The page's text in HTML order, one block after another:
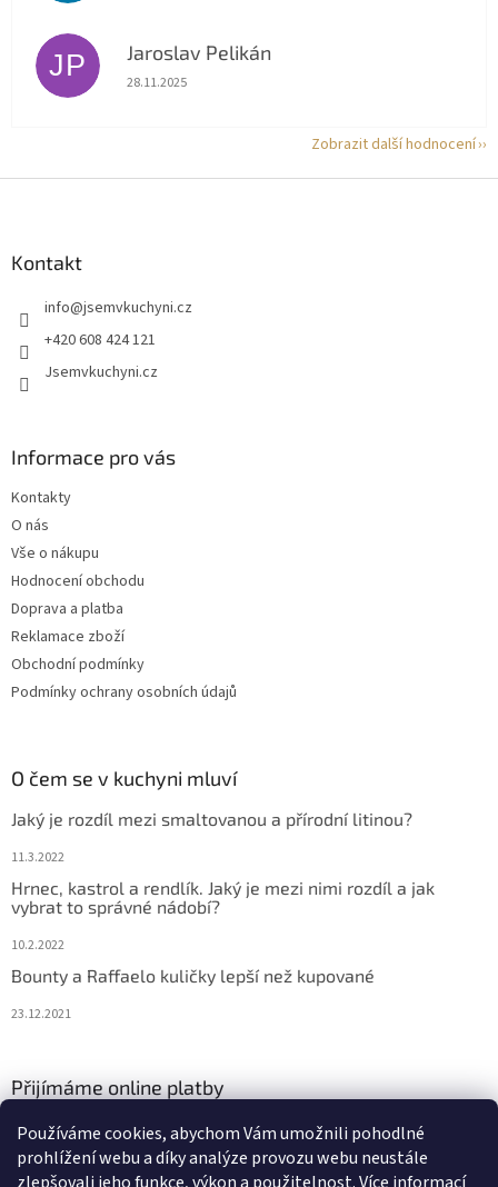
Používáme cookies, abychom Vám umožnili pohodlné
prohlížení webu a díky analýze provozu webu neustále
JP Jaroslav Pelikán
Hodnocení obchodu je 5 z 5 hvězdiček.
28.11.2025
Zobrazit další hodnocení
Kontakt
info@jsemvkuchyni.cz
+420 608 424 121
Jsemvkuchyni.cz
Informace pro vás
Kontakty
O nás
Vše o nákupu
Hodnocení obchodu
Doprava a platba
Reklamace zboží
Obchodní podmínky
Podmínky ochrany osobních údajů
O čem se v kuchyni mluví
Jaký je rozdíl mezi smaltovanou a přírodní litinou?
11.3.2022
Hrnec, kastrol a rendlík. Jaký je mezi nimi rozdíl a jak
vybrat to správné nádobí?
10.2.2022
Bounty a Raffaelo kuličky lepší než kupované
23.12.2021
Přijímáme online platby